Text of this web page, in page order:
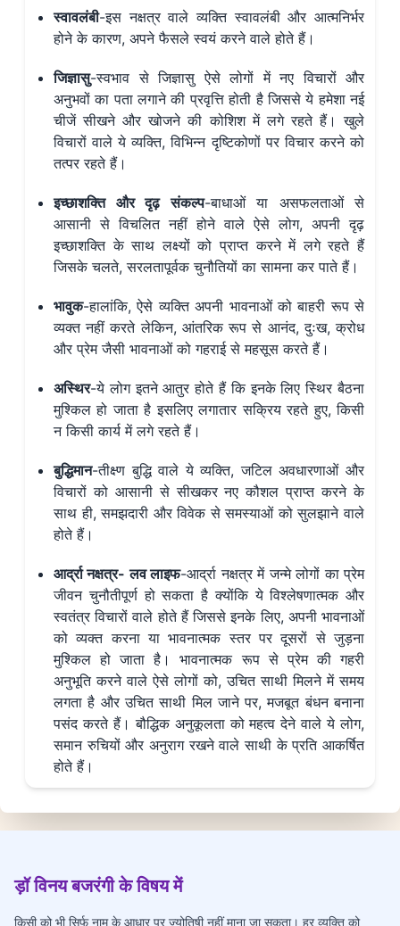
स्वावलंबी-इस नक्षत्र वाले व्यक्ति स्वावलंबी और आत्मनिर्भर
होने के कारण, अपने फैसले स्वयं करने वाले होते हैं।
जिज्ञासु-स्वभाव से जिज्ञासु ऐसे लोगों में नए विचारों और
अनुभवों का पता लगाने की प्रवृत्ति होती है जिससे ये हमेशा नई
चीजें सीखने और खोजने की कोशिश में लगे रहते हैं। खुले
विचारों वाले ये व्यक्ति, विभिन्न दृष्टिकोणों पर विचार करने को
तत्पर रहते हैं।
इच्छाशक्ति और दृढ़ संकल्प-बाधाओं या असफलताओं से
आसानी से विचलित नहीं होने वाले ऐसे लोग, अपनी दृढ़
इच्छाशक्ति के साथ लक्ष्यों को प्राप्त करने में लगे रहते हैं
जिसके चलते, सरलतापूर्वक चुनौतियों का सामना कर पाते हैं।
भावुक-हालांकि, ऐसे व्यक्ति अपनी भावनाओं को बाहरी रूप से
व्यक्त नहीं करते लेकिन, आंतरिक रूप से आनंद, दुःख, क्रोध
और प्रेम जैसी भावनाओं को गहराई से महसूस करते हैं।
अस्थिर-ये लोग इतने आतुर होते हैं कि इनके लिए स्थिर बैठना
मुश्किल हो जाता है इसलिए लगातार सक्रिय रहते हुए, किसी
न किसी कार्य में लगे रहते हैं।
बुद्धिमान-तीक्ष्ण बुद्धि वाले ये व्यक्ति, जटिल अवधारणाओं और
विचारों को आसानी से सीखकर नए कौशल प्राप्त करने के
साथ ही, समझदारी और विवेक से समस्याओं को सुलझाने वाले
होते हैं।
आर्द्रा नक्षत्र-लव लाइफ-आर्द्रा नक्षत्र में जन्मे लोगों का प्रेम
जीवन चुनौतीपूर्ण हो सकता है क्योंकि ये विश्लेषणात्मक और
स्वतंत्र विचारों वाले होते हैं जिससे इनके लिए, अपनी भावनाओं
को व्यक्त करना या भावनात्मक स्तर पर दूसरों से जुड़ना
मुश्किल हो जाता है। भावनात्मक रूप से प्रेम की गहरी
अनुभूति करने वाले ऐसे लोगों को, उचित साथी मिलने में समय
लगता है और उचित साथी मिल जाने पर, मजबूत बंधन बनाना
पसंद करते हैं। बौद्धिक अनुकूलता को महत्व देने वाले ये लोग,
समान रुचियों और अनुराग रखने वाले साथी के प्रति आकर्षित
होते हैं।
ड़ॉ विनय बजरंगी के विषय में
किसी को भी सिर्फ नाम के आधार पर ज्योतिषी नहीं माना जा सकता। हर व्यक्ति को